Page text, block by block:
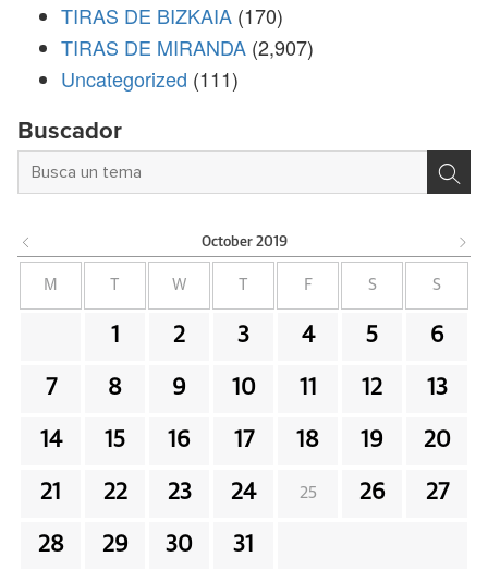
TIRAS DE BIZKAIA (170)
TIRAS DE MIRANDA (2,907)
Uncategorized (111)
Buscador
October 2019
M W F S S
1 2 3 4 5 6
7 8 9 10 11 12 13
14 15 16 17 18 19 20
21 22 23 24 25 26 27
28 29 30 31